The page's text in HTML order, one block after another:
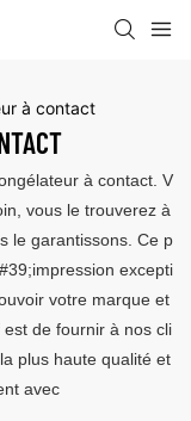
à contact
à contact. V
vous le trouverez à
le garantissons. Ce p
excepti
votre marque et
de fournir à nos cli
plus haute qualité et
avec